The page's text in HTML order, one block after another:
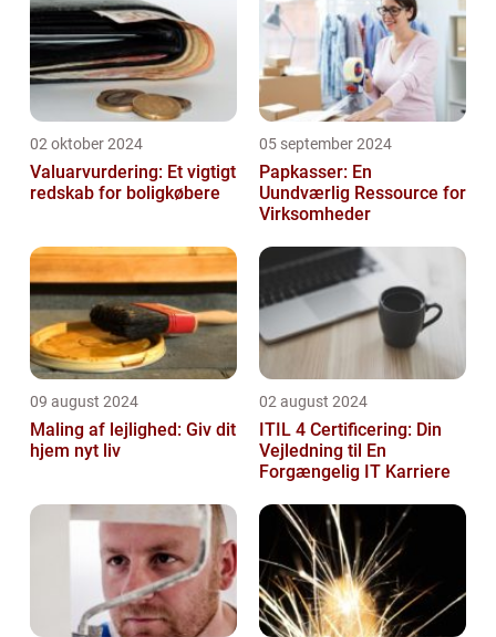
02 oktober 2024
Valuarvurdering: Et vigtigt
redskab for boligkøbere
05 september 2024
Papkasser: En
Uundværlig Ressource for
Virksomheder
09 august 2024
Maling af lejlighed: Giv dit
hjem nyt liv
02 august 2024
ITIL 4 Certificering: Din
Vejledning til En
Forgængelig IT Karriere